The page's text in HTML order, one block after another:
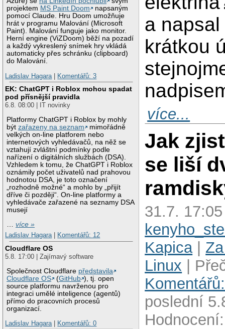
projektem MS Paint Doom
napsaným
pomocí Claude. Hru Doom umožňuje
hrát v programu Malování (Microsoft
Paint). Malování funguje jako monitor.
Herní engine (ViZDoom) běží na pozadí
a každý vykreslený snímek hry vkládá
automaticky přes schránku (clipboard)
do Malování.
Ladislav Hagara
Komentářů: 3
EK: ChatGPT i Roblox mohou spadat
pod přísnější pravidla
6.8. 08:00 | IT novinky
Platformy ChatGPT i Roblox by mohly
býtzařazeny na seznam
mimořádně
velkých on-line platforem nebo
internetových vyhledávačů, na něž se
vztahují zvláštní podmínky podle
nařízení o digitálních službách (DSA).
Vzhledem k tomu, že ChatGPT i Roblox
oznámily počet uživatelů nad prahovou
hodnotou DSA, je toto označení
„rozhodně možné“ a mohlo by „přijít
dříve či později“. On-line platformy a
vyhledávače zařazené na seznamy DSA
musejí
…více »
Ladislav Hagara| Komentářů: 12
Cloudflare OS
5.8. 17:00 | Zajímavý software
Společnost Cloudflare představila
Cloudflare OS
(GitHub ), tj. open
source platformu navrženou pro
integraci umělé inteligence (agentů)
přímo do pracovních procesů
organizací.
Ladislav Hagara| Komentářů: 0
a napsal
krátkou
více...
Jak
se liší
31.7. 17:05
Kapica|
Linux |
poslední